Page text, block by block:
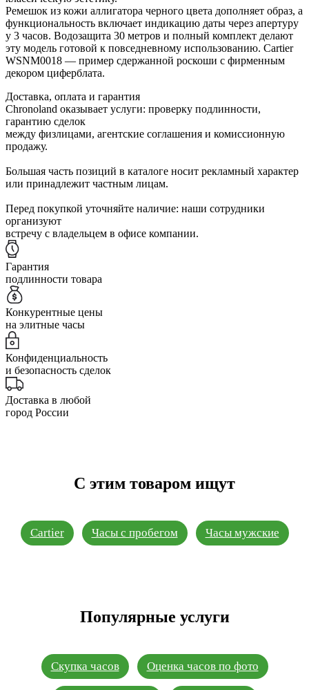
Ремешок из кожи аллигатора черного цвета дополняет образ, а
функциональность включает индикацию даты через апертуру
у 3 часов. Водозащита 30 метров и полный комплект делают
эту модель готовой к повседневному использованию. Cartier
WSNM0018 — пример сдержанной роскоши с фирменным
декором циферблата.
Доставка, оплата и гарантия
Chronoland оказывает услуги: проверку подлинности,
гарантию сделок
между физлицами, агентские соглашения и комиссионную
продажу.
Большая часть позиций в каталоге носит рекламный характер
или принадлежит частным лицам.
Перед покупкой уточняйте наличие: наши сотрудники
организуют
встречу с владельцем в офисе компании.
Гарантия
подлинности товара
Конкурентные цены
на элитные часы
Конфиденциальность
и безопасность сделок
Доставка в любой
город России
С этим товаром ищут
Cartier Часы с пробегом Часы мужские
Популярные услуги
Скупка часов Оценка часов по фото